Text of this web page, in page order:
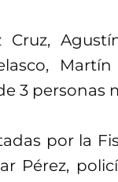
3 personas
por la
Pérez,